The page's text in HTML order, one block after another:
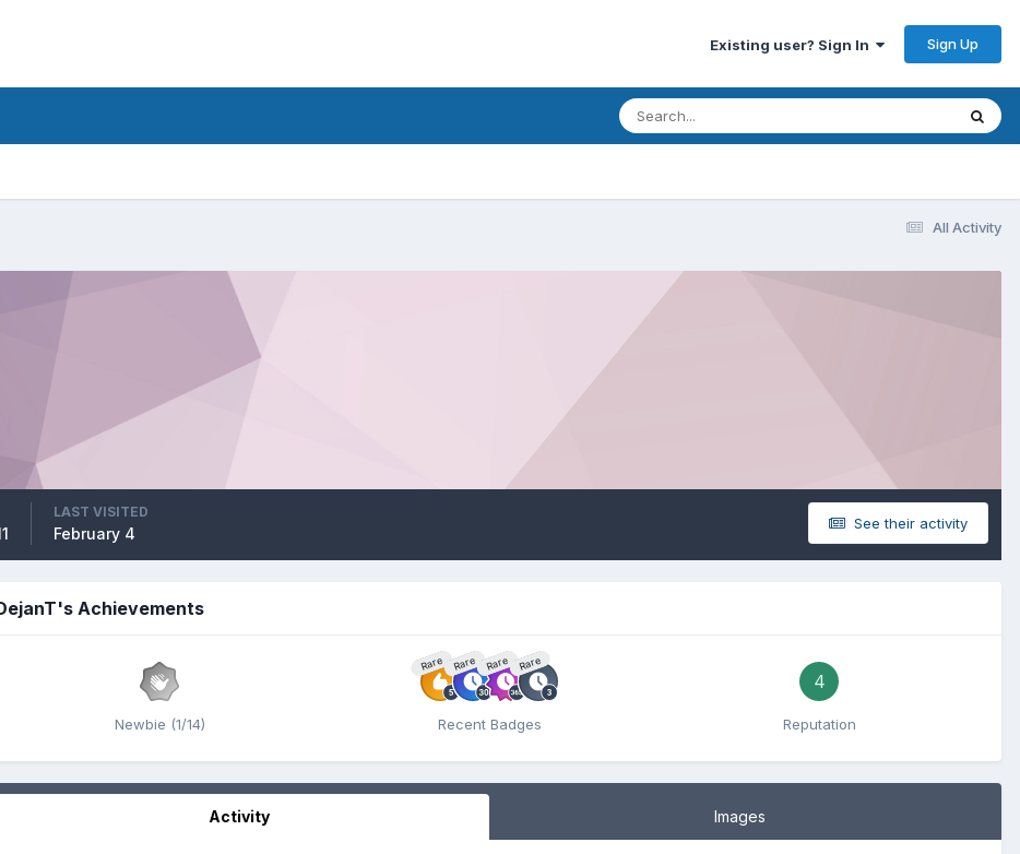
Existing user? Sign In Sign Up
All Activity
See their activity
LAST VISITED
February 4
Achievements
Newbie (1/14)
Rare Rare Rare Rare
Recent Badges
4
Reputation
Activity Images